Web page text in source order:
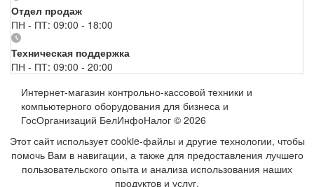
Отдел продаж
ПН - ПТ: 09:00 - 18:00
Техническая поддержка
ПН - ПТ: 09:00 - 20:00
Интернет-магазин контрольно-кассовой техники и
компьютерного оборудования для бизнеса и
ГосОрганизаций БелИнфоНалог © 2026
Этот сайт использует cookie-файлы и другие технологии, чтобы
помочь Вам в навигации, а также для предоставления лучшего
пользовательского опыта и анализа использования наших
продуктов и услуг.